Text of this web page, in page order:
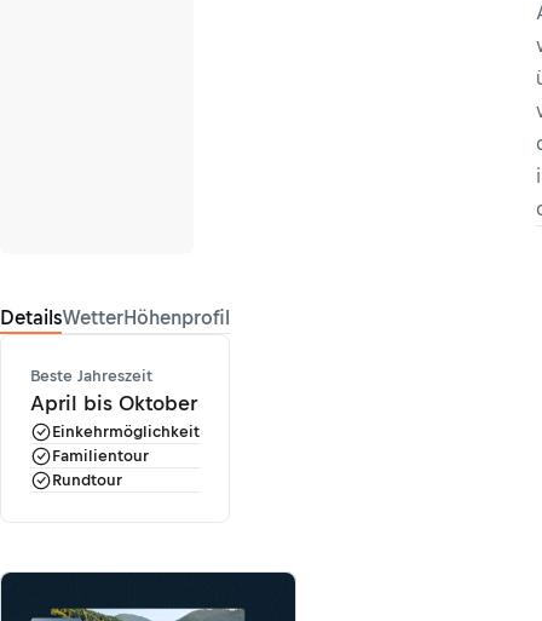
DetailsWetterHöhenprofil
Beste Jahreszeit
April bis Oktober
Einkehrmöglichkeit
Familientour
Rundtour